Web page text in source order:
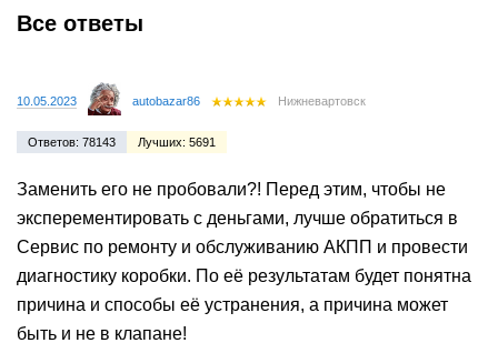
Все ответы
10.05.2023 autobazar86 Нижневартовск
Ответов: 78143 Лучших: 5691
Заменить его не пробовали?! Перед этим, чтобы не
эксперементировать с деньгами, лучше обратиться в
Сервис по ремонту и обслуживанию АКПП и провести
диагностику коробки. По её результатам будет понятна
причина и способы её устранения, а причина может
быть и не в клапане!